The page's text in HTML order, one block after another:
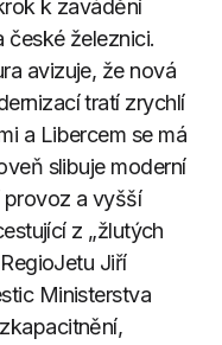
k zavádění
české železnici.
avizuje, že nová
tratí zrychlí
a Libercem se má
slibuje moderní
provoz a vyšší
z „žlutých
Jiří
Ministerstva